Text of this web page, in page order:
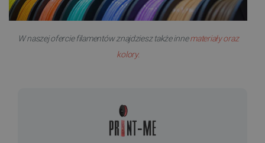
W naszej ofercie filamentów znajdziesz także innemateriały oraz
kolory.